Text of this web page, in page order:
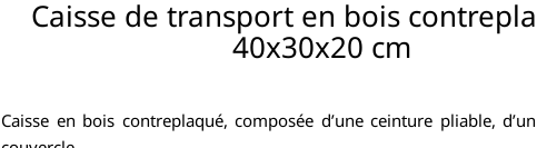
Caisse de transport en bois
40x30x20 cm
Caisse en bois contreplaqué, composée d’une ceinture pliable,